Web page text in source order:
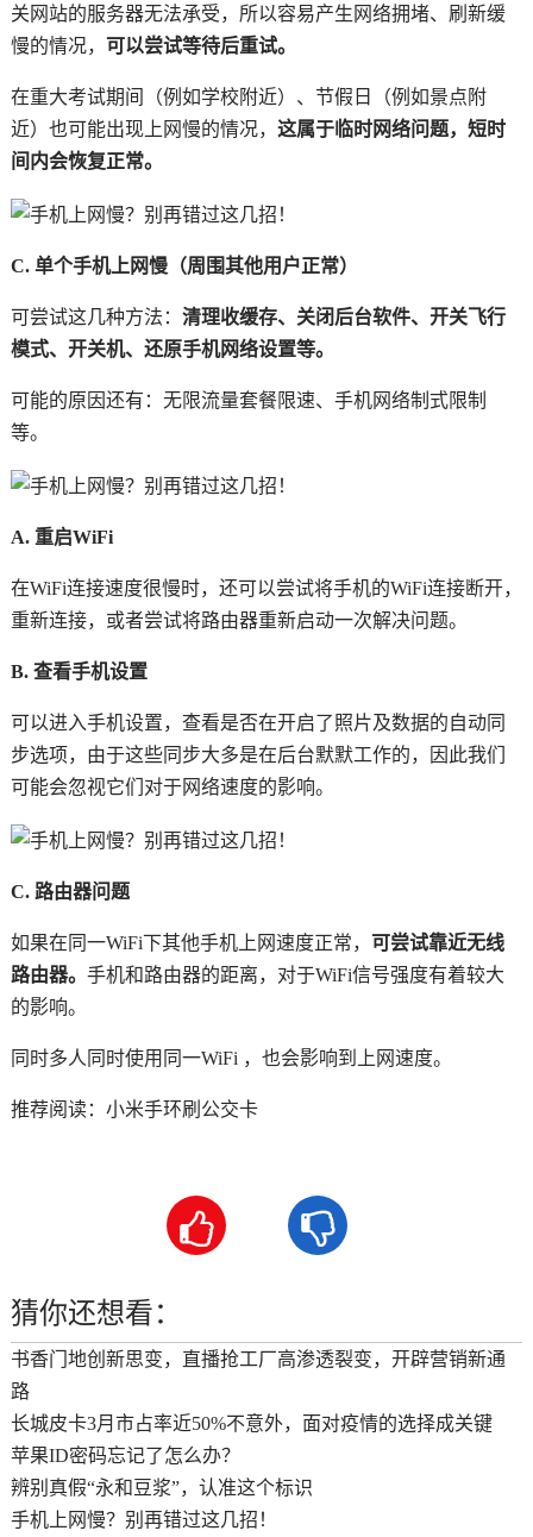
关网站的服务器无法承受，所以容易产生网络拥堵、刷新缓
慢的情况，
可以尝试等待后重试。
在重大考试期间（例如学校附近）、节假日（例如景点附
近）也可能出现上网慢的情况， 这属于临时网络问题，短时
间内会恢复正常。
C. 单个手机上网慢（周围其他用户正常）
可尝试这几种方法： 清理收缓存、关闭后台软件、开关飞行
模式、开关机、还原手机网络设置等。
可能的原因还有：无限流量套餐限速、手机网络制式限制
等。
A. 重启WiFi
在WiFi连接速度很慢时，还可以尝试将手机的WiFi连接断开，
重新连接，或者尝试将路由器重新启动一次解决问题。
B. 查看手机设置
可以进入手机设置，查看是否在开启了照片及数据的自动同
步选项，由于这些同步大多是在后台默默工作的，因此我们
可能会忽视它们对于网络速度的影响。
C. 路由器问题
如果在同一WiFi下其他手机上网速度正常， 可尝试靠近无线
路由器。 手机和路由器的距离，对于WiFi信号强度有着较大
的影响。
同时多人同时使用同一WiFi ，也会影响到上网速度。
推荐阅读： 小米手环刷公交卡
 
猜你还想看：
书香门地创新思变，直播抢工厂高渗透裂变，开辟营销新通
路
长城皮卡3月市占率近50%不意外，面对疫情的选择成关键
苹果ID密码忘记了怎么办？
辨别真假“永和豆浆”，认准这个标识
手机上网慢？别再错过这几招！